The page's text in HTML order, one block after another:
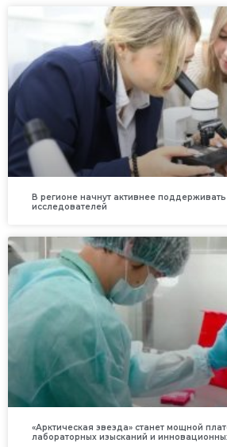
В регионе начнут активнее
исследователей
«Арктическая звезда» станет мощной
лабораторных изысканий и